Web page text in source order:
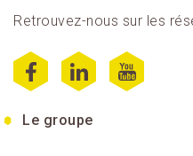
Retrouvez-nous sur les
Le groupe